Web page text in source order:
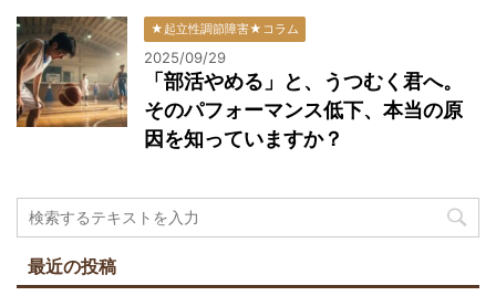
★起立性調節障害★コラム
2025/09/29
「部活やめる」と、うつむく君へ。
そのパフォーマンス低下、本当の原
因を知っていますか？
最近の投稿